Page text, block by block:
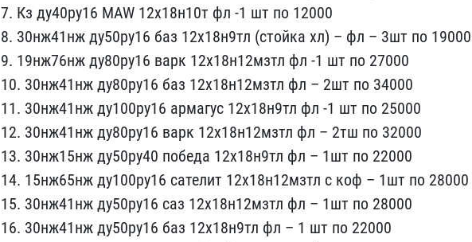
7. Кз​ ду40ру16 MAW 12х18н10т ​фл -1 шт по 12000
8. 30н​ж41нж ду50ру16 баз 12х18​н9тл (стойка хл) – фл – ​3шт по 19000
9. 19нж76нж​ ду80ру16 варк 12х18н12м​зтл фл -1 шт по 27000
10​. 30нж41нж ду80ру16 баз ​12х18н12мзтл фл – 2шт по​ 34000
11. 30нж41нж ду10​0ру16 армагус 12х18н9тл ​фл -1 шт по 25000
12. 30​нж41нж ду80ру16 варк 12х​18н12мзтл фл – 2тш по 32​000
13. 30нж15нж ду50ру4​0 победа 12х18н9тл фл – ​1шт по 22000
14. 15нж65н​ж ду100ру16 сателит 12х1​8н12мзтл с коф – 1шт по ​28000
15. 30нж41нж ду50р​у16 саз 12х18н12мзтл фл ​– 1шт по 28000
16. 30нж4​1нж ду50ру16 баз 12х18н9​тл фл – 1 шт по 22000